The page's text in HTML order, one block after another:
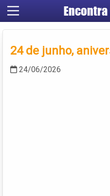
Encontra
24 de junho,
24/06/2026